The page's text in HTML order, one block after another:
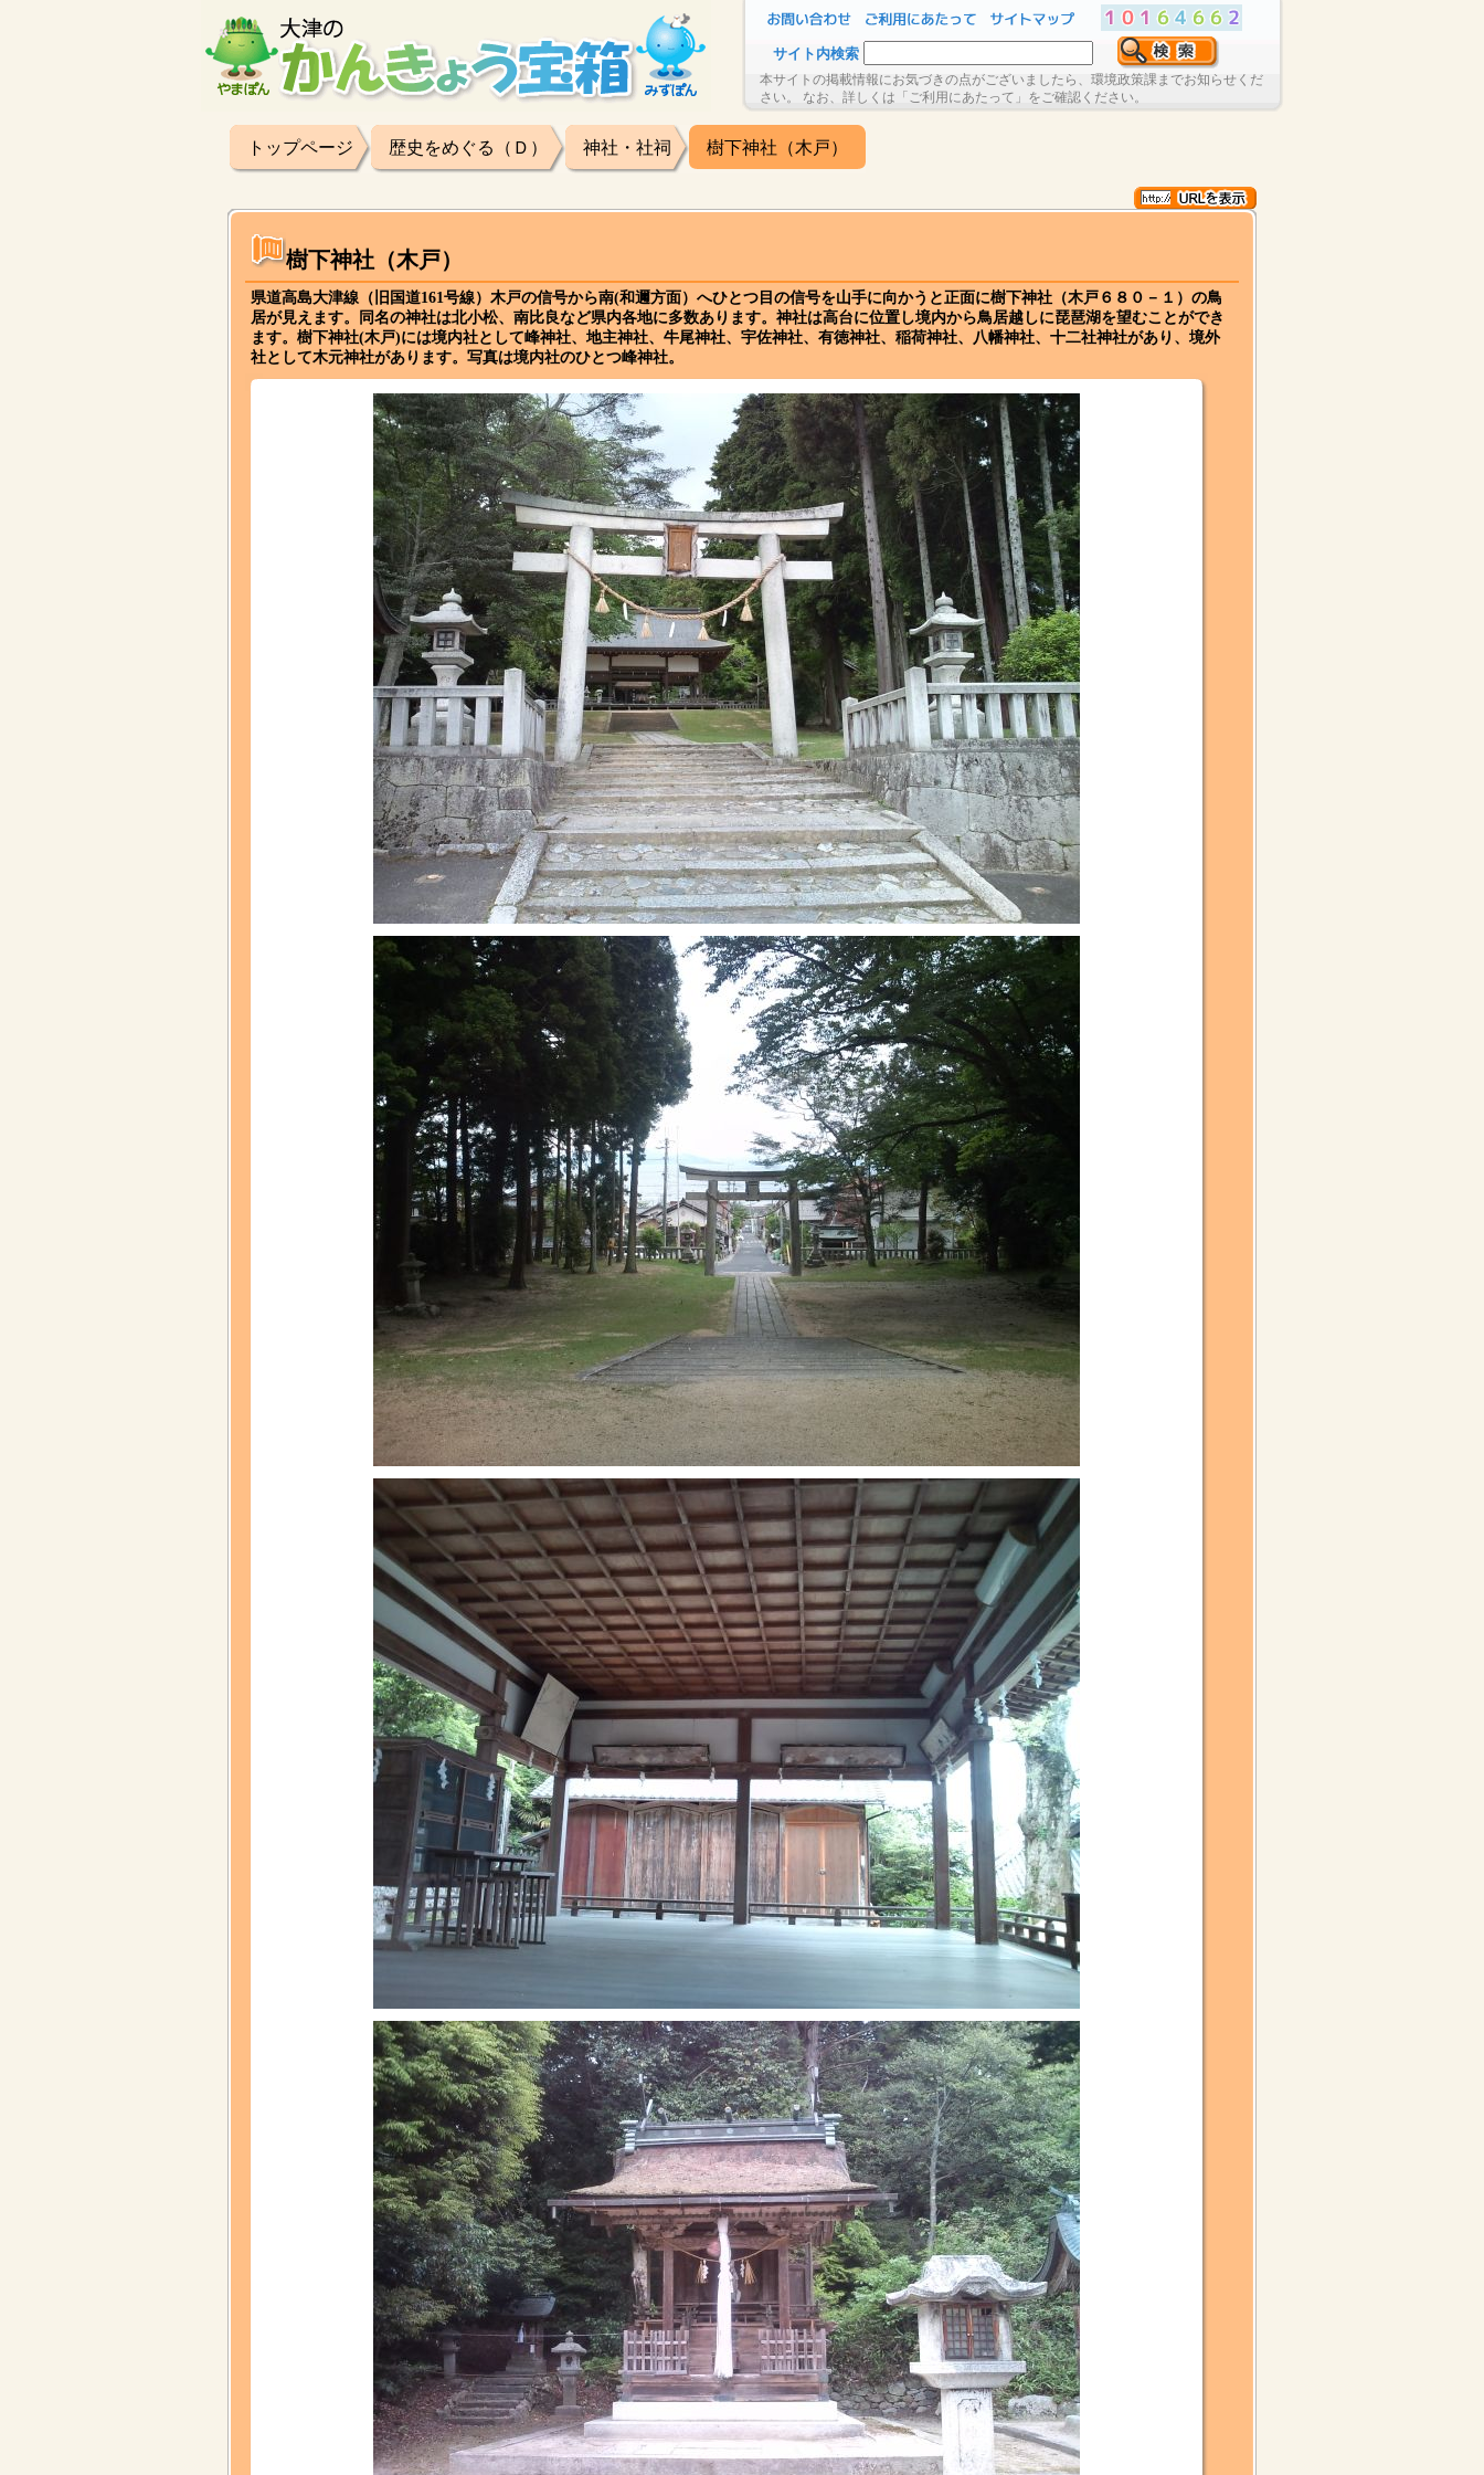
サイト内検索
本サイトの掲載情報にお気づきの点がございましたら、環境政策課までお知らせくだ
さい。 なお、詳しくは「ご利用にあたって」をご確認ください。
トップページ 歴史をめぐる（Ｄ） 神社・社祠 樹下神社（木戸）
樹下神社（木戸）
県道高島大津線（旧国道161号線）木戸の信号から南(和邇方面）へひとつ目の信号を山手に向かうと正面に樹下神社（木戸６８０－１）の鳥
居が見えます。同名の神社は北小松、南比良など県内各地に多数あります。神社は高台に位置し境内から鳥居越しに琵琶湖を望むことができ
ます。樹下神社(木戸)には境内社として峰神社、地主神社、牛尾神社、宇佐神社、有徳神社、稲荷神社、八幡神社、十二社神社があり、境外
社として木元神社があります。写真は境内社のひとつ峰神社。